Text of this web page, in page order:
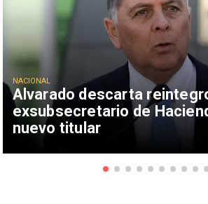
Alvarado descarta
exsubsecretario de
nuevo titular
NACIONAL